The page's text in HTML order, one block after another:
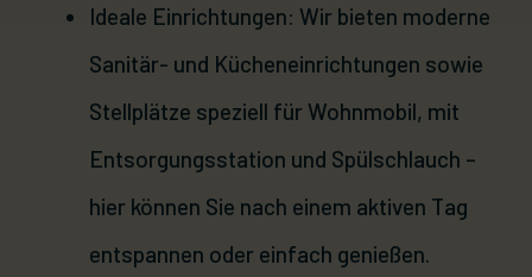
Ideale Einrichtungen: Wir bieten moderne
Sanitär- und Kücheneinrichtungen sowie
Stellplätze speziell für Wohnmobil, mit
Entsorgungsstation und Spülschlauch –
hier können Sie nach einem aktiven Tag
entspannen oder einfach genießen.